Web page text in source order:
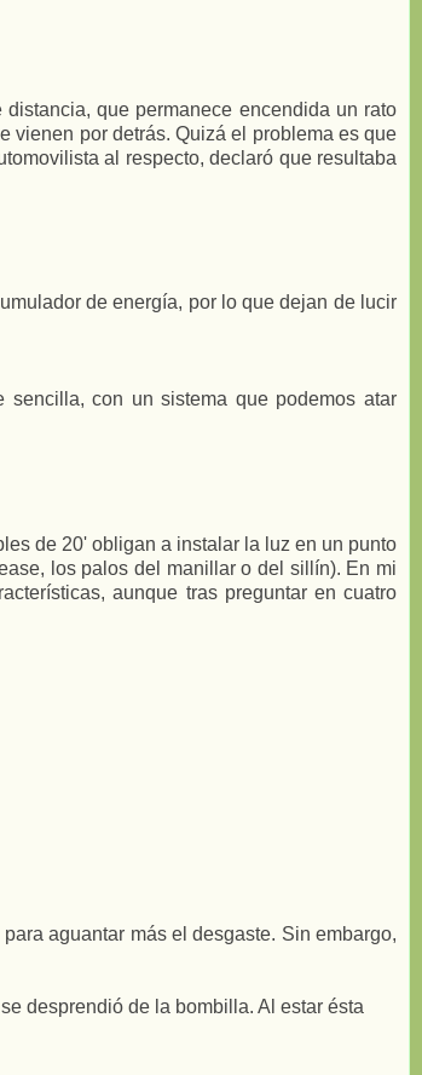
que permanece encendida un rato
vienen por detrás. Quizá el problema es que
al respecto, declaró que resultaba
de energía, por lo que dejan de lucir
con un sistema que podemos atar
de 20' obligan a instalar la luz en un punto
los palos del manillar o del sillín). En mi
aunque tras preguntar en cuatro
aguantar más el desgaste. Sin embargo,
desprendió de la bombilla. Al estar ésta